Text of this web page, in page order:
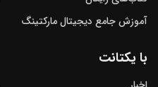
آموزش جامع دیجیتال مارکتینگ
با یکتانت